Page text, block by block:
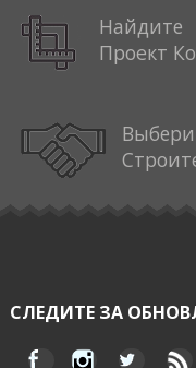
Найдите
Проект
СЛЕДИТЕ ЗА